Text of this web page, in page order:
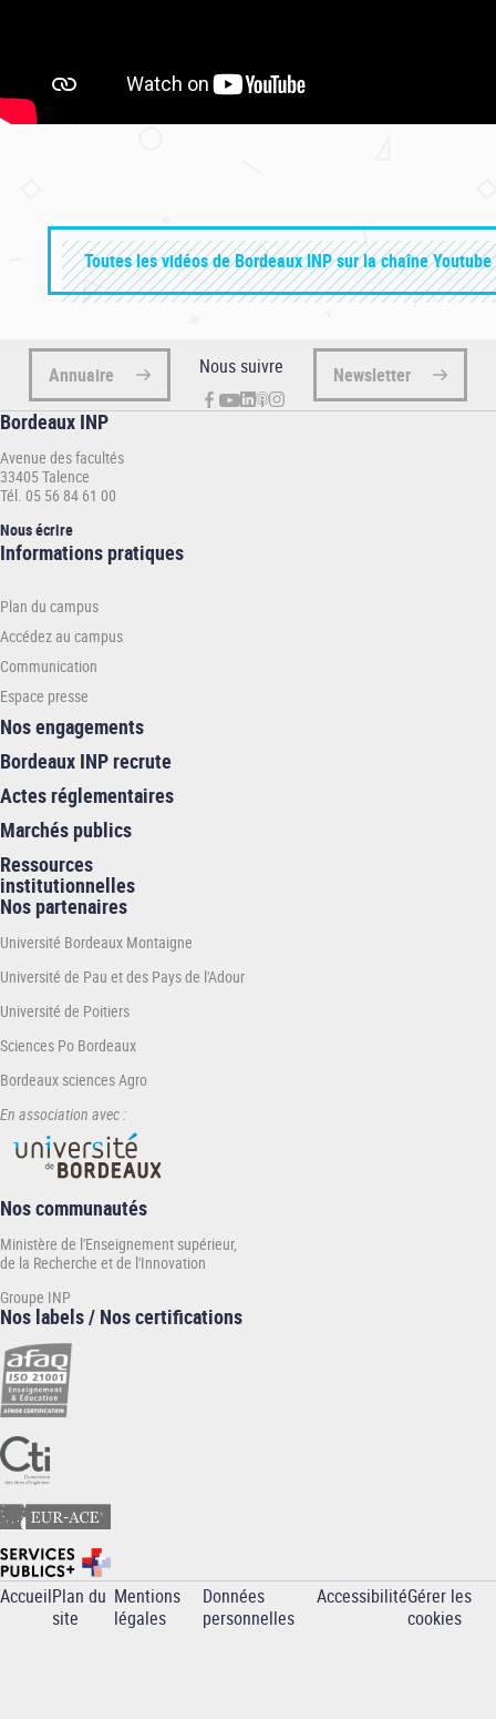
Toutes les vidéos de Bordeaux INP sur la chaîne Youtube
Annuaire Nous suivre Newsletter
Bordeaux INP
Avenue des facultés
33405 Talence
Tél. 05 56 84 61 00
Nous écrire
Informations
INP
Informations pratiques
Plan du campus
Accédez au campus
Communication
Espace presse
Nos engagements
Bordeaux INP recrute
Actes réglementaires
Marchés publics
Ressources
institutionnelles
Nos partenaires
Université Bordeaux Montaigne
Université de Pau et des Pays de l'Adour
Université de Poitiers
Sciences Po Bordeaux
Bordeaux sciences Agro
En association avec :
Nos communautés
Ministère de l'Enseignement supérieur,
de la Recherche et de l'Innovation
Groupe INP
Nos labels / Nos certifications
AccueilPlan du
site
Mentions
légales
Données
personnelles
AccessibilitéGérer les
cookies